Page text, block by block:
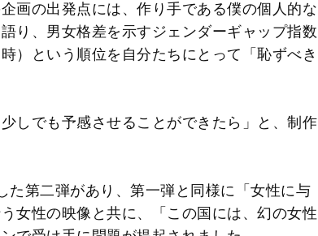
画の出発点には、作り手である僕の個人的な
り、男女格差を示すジェンダーギャップ指数
）という順位を自分たちにとって「恥ずべき
しでも予感させることができたら」と、制作
た第二弾があり、第一弾と同様に「女性に与
女性の映像と共に、「この国には、幻の女性